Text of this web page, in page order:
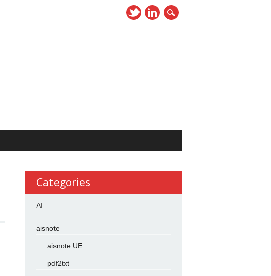
Categories
AI
aisnote
aisnote UE
pdf2txt